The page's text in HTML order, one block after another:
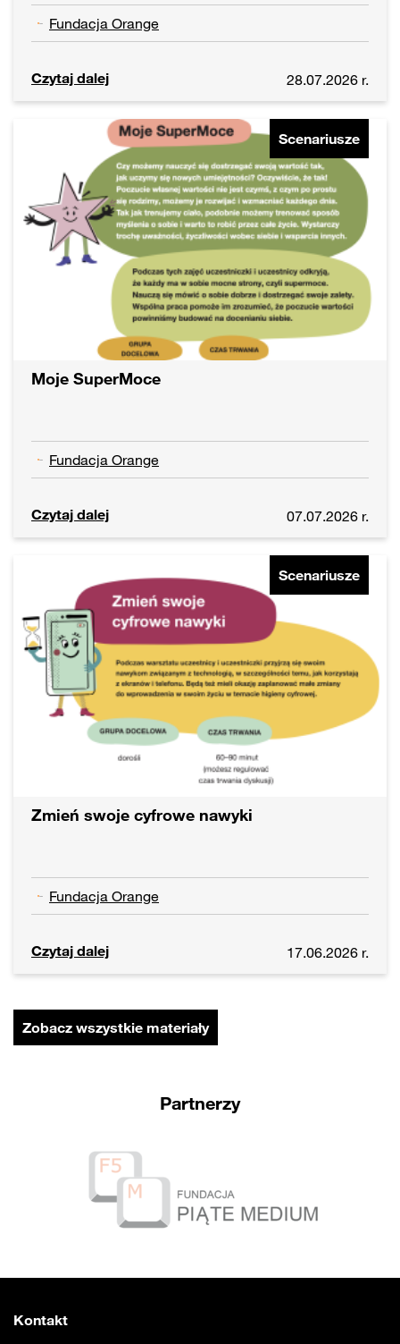
Fundacja Orange
Czytaj dalej 28.07.2026 r.
Scenariusze
Moje SuperMoce
Fundacja Orange
Czytaj dalej 07.07.2026 r.
Scenariusze
Zmień swoje cyfrowe nawyki
Fundacja Orange
Czytaj dalej 17.06.2026 r.
Zobacz wszystkie materiały
Partnerzy
Kontakt